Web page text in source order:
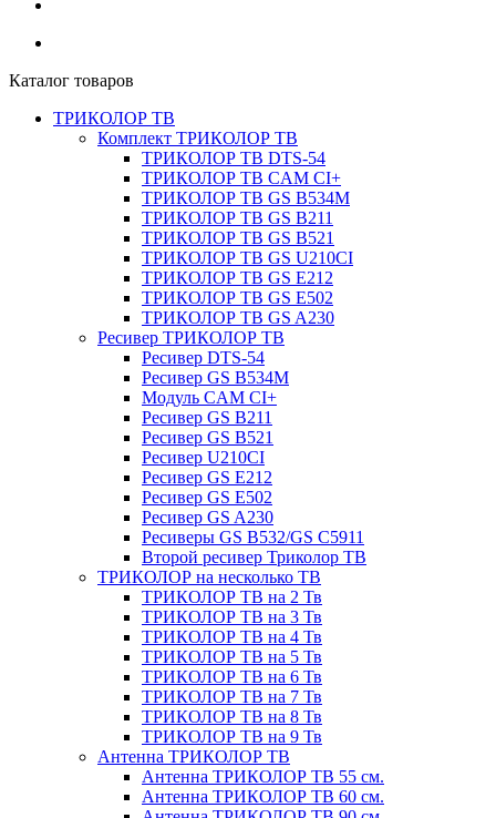
Каталог товаров
ТРИКОЛОР ТВ
Комплект ТРИКОЛОР ТВ
ТРИКОЛОР ТВ DTS-54
ТРИКОЛОР ТВ CAM CI+
ТРИКОЛОР ТВ GS B534M
ТРИКОЛОР ТВ GS B211
ТРИКОЛОР ТВ GS B521
ТРИКОЛОР ТВ GS U210CI
ТРИКОЛОР ТВ GS E212
ТРИКОЛОР ТВ GS E502
ТРИКОЛОР ТВ GS A230
Ресивер ТРИКОЛОР ТВ
Ресивер DTS-54
Ресивер GS B534M
Модуль CAM CI+
Ресивер GS B211
Ресивер GS B521
Ресивер U210CI
Ресивер GS E212
Ресивер GS E502
Ресивер GS A230
Ресиверы GS B532/GS C5911
Второй ресивер Триколор ТВ
ТРИКОЛОР на несколько ТВ
ТРИКОЛОР ТВ на 2 Тв
ТРИКОЛОР ТВ на 3 Тв
ТРИКОЛОР ТВ на 4 Тв
ТРИКОЛОР ТВ на 5 Тв
ТРИКОЛОР ТВ на 6 Тв
ТРИКОЛОР ТВ на 7 Тв
ТРИКОЛОР ТВ на 8 Тв
ТРИКОЛОР ТВ на 9 Тв
Антенна ТРИКОЛОР ТВ
Антенна ТРИКОЛОР ТВ 55 см.
Антенна ТРИКОЛОР ТВ 60 см.